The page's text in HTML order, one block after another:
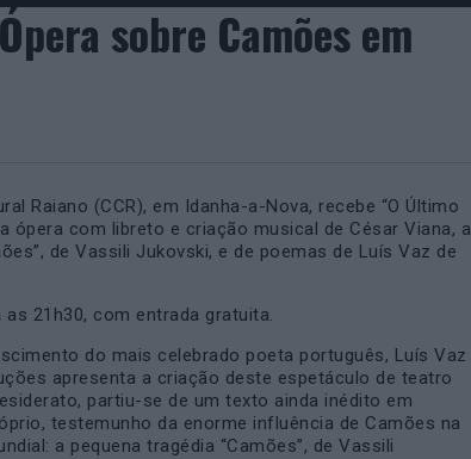
sobre Camões em
Raiano (CCR), em Idanha-a-Nova, recebe “O Último
ópera com libreto e criação musical de César Viana, a
de Vassili Jukovski, e de poemas de Luís Vaz de
21h30, com entrada gratuita.
do mais celebrado poeta português, Luís Vaz
apresenta a criação deste espetáculo de teatro
partiu-se de um texto ainda inédito em
testemunho da enorme influência de Camões na
a pequena tragédia “Camões”, de Vassili